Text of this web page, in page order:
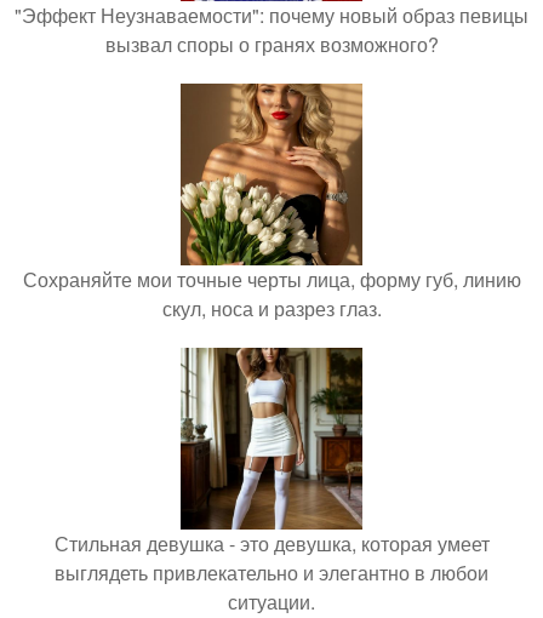
"Эффект Неузнаваемости": почему новый образ певицы
вызвал споры о гранях возможного?
Сохраняйте мои точные черты лица, форму губ, линию
скул, носа и разрез глаз.
Стильная девушка - это девушка, которая умеет
выглядеть привлекательно и элегантно в любои
ситуации.